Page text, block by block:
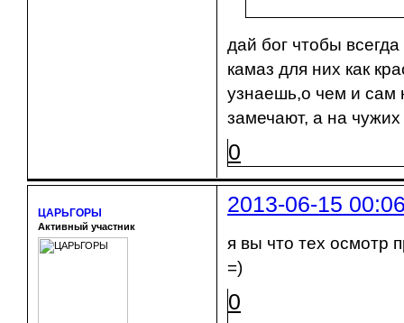
дай бог чтобы
камаз для них как
узнаешь,о чем и сам
замечают, а на
0
2013-06-15
ЦАРЬГОРЫ
Активный участник
я вы что тех осмотр
=)
0